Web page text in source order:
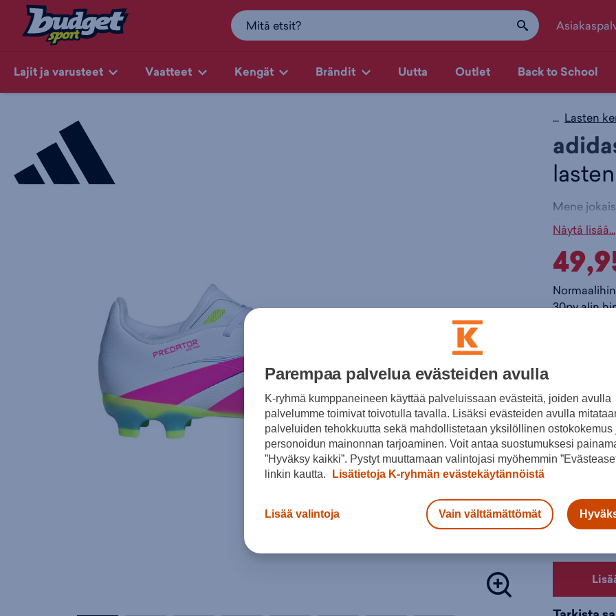
Lajit ja varusteet Vaatteet Kengät Brändit Uutta Outlet Back to School
... Lasten
Mene
Predator
Niiden
tekstuurin
palloa
oikeassa
sisältää
Lasten
Väri:
Näytä lisää...
30pv alin
Valitse
36 ⅔
Parempaa palvelua evästeiden avulla
K-ryhmä kumppaneineen käyttää palveluissaan evästeitä, joiden avulla
palvelumme toimivat toivotulla tavalla. Lisäksi evästeiden avulla
palveluiden tehokkuutta sekä mahdollistetaan yksilöllinen ostokokemus
personoidun mainonnan tarjoaminen. Voit antaa suostumuksesi
”Hyväksy kaikki”. Pystyt muuttamaan valintojasi myöhemmin
linkin kautta.
Lisätietoja K-ryhmän evästekäytännöistä
Lisää valintoja Vain välttämättömät